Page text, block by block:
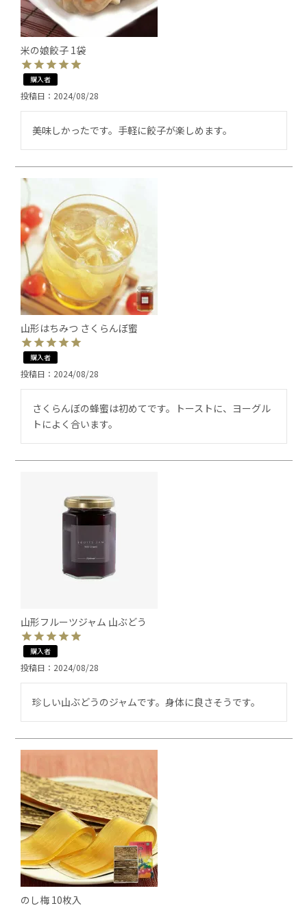
米の娘餃子 1袋
購入者
投稿日 2024/08/28
美味しかったです。手軽に餃子が楽しめます。
山形はちみつ さくらんぼ蜜
購入者
投稿日 2024/08/28
さくらんぼの蜂蜜は初めてです。トーストに、ヨーグル
トによく合います。
山形フルーツジャム 山ぶどう
購入者
投稿日 2024/08/28
珍しい山ぶどうのジャムです。身体に良さそうです。
のし梅 10枚入